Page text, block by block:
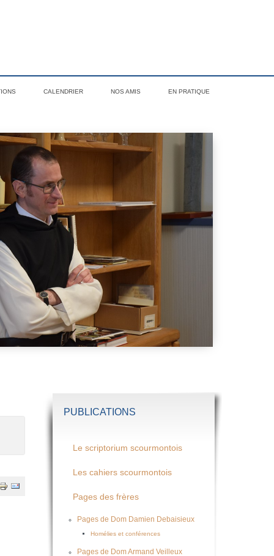
CALENDRIER NOS AMIS EN PRATIQUE
PUBLICATIONS
Le scriptorium scourmontois
Les cahiers scourmontois
Pages des frères
Pages de Dom Damien Debaisieux
Homélies et conférences
Pages de Dom Armand Veilleux